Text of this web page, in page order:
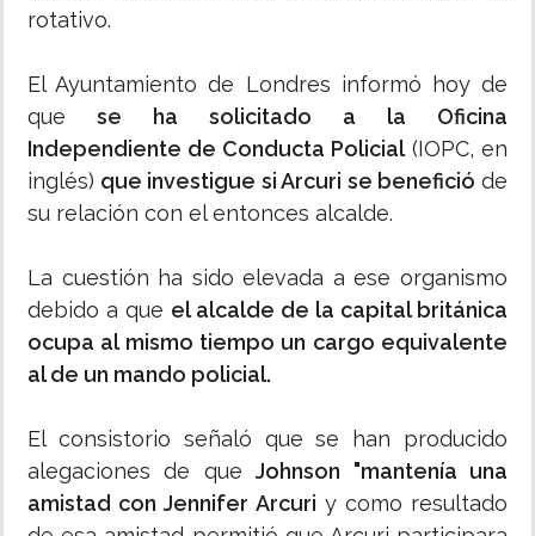
rotativo.
El Ayuntamiento de Londres informó hoy de
que se ha solicitado a la Oficina
Independiente de Conducta Policial(IOPC, en
inglés) que investigue si Arcuri se benefició de
su relación con el entonces alcalde.
La cuestión ha sido elevada a ese organismo
debido a que el alcalde de la capital británica
ocupa al mismo tiempo un cargo equivalente
al de un mando policial.
El consistorio señaló que se han producido
alegaciones de queJohnson "mantenía una
amistad con Jennifer Arcuri y como resultado